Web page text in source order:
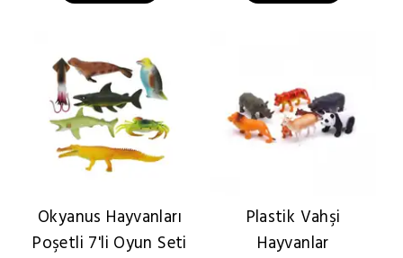
Okyanus Hayvanları
Poşetli 7'li Oyun Seti
Plastik Vahşi
Hayvanlar